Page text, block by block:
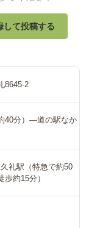
して投稿する
8645-2
40分）―道の駅なか
礼駅（特急で約50
約15分）